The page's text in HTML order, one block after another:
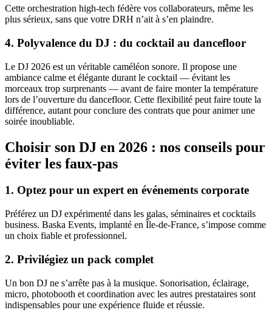
Cette orchestration high-tech fédère vos collaborateurs, même les
plus sérieux, sans que votre DRH n’ait à s’en plaindre.
4. Polyvalence du DJ : du cocktail au dancefloor
Le DJ 2026 est un véritable caméléon sonore. Il propose une
ambiance calme et élégante durant le cocktail — évitant les
morceaux trop surprenants — avant de faire monter la température
lors de l’ouverture du dancefloor. Cette flexibilité peut faire toute la
différence, autant pour conclure des contrats que pour animer une
soirée inoubliable.
Choisir son DJ en 2026 : nos conseils pour
éviter les faux-pas
1. Optez pour un expert en événements corporate
Préférez un DJ expérimenté dans les galas, séminaires et cocktails
business. Baska Events, implanté en Île-de-France, s’impose comme
un choix fiable et professionnel.
2. Privilégiez un pack complet
Un bon DJ ne s’arrête pas à la musique. Sonorisation, éclairage,
micro, photobooth et coordination avec les autres prestataires sont
indispensables pour une expérience fluide et réussie.